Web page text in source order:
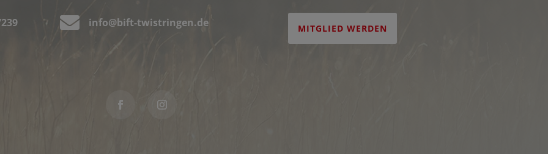
 info@bift-twistringen.de MITGLIED WERDEN